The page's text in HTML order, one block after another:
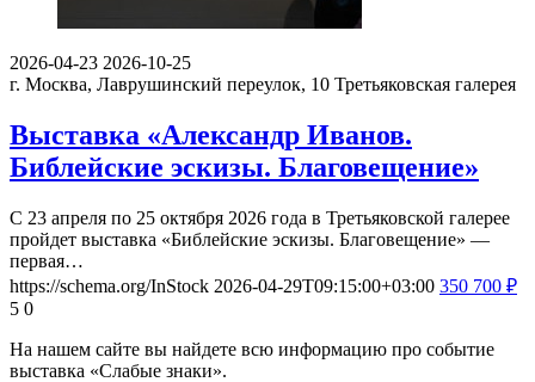
2026-04-23 2026-10-25
г. Москва, Лаврушинский переулок, 10 Третьяковская галерея
Выставка «Александр Иванов.
Библейские эскизы. Благовещение»
С 23 апреля по 25 октября 2026 года в Третьяковской галерее
пройдет выставка «Библейские эскизы. Благовещение» —
первая…
https://schema.org/InStock 2026-04-29T09:15:00+03:00 350 700 ₽
5 0
На нашем сайте вы найдете всю информацию про событие
выставка «Слабые знаки».